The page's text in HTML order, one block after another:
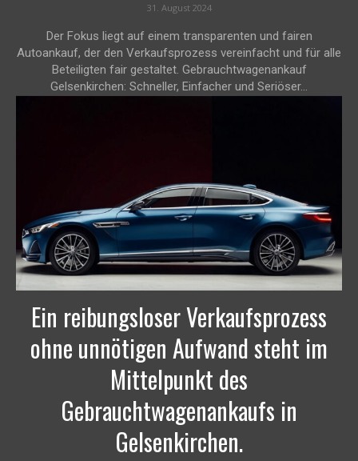
31. August 2024
Der Fokus liegt auf einem transparenten und fairen
Autoankauf, der den Verkaufsprozess vereinfacht und für alle
Beteiligten fair gestaltet. Gebrauchtwagenankauf
Gelsenkirchen: Schneller, Einfacher und Seriöser...
Ein reibungsloser Verkaufsprozess
ohne unnötigen Aufwand steht im
Mittelpunkt des
Gebrauchtwagenankaufs in
Gelsenkirchen.